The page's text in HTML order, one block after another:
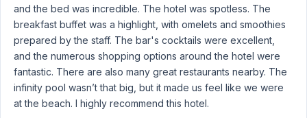
and the bed was incredible. The hotel was spotless. The
breakfast buffet was a highlight, with omelets and smoothies
prepared by the staff. The bar's cocktails were excellent,
and the numerous shopping options around the hotel were
fantastic. There are also many great restaurants nearby. The
infinity pool wasn’t that big, but it made us feel like we were
at the beach. I highly recommend this hotel.